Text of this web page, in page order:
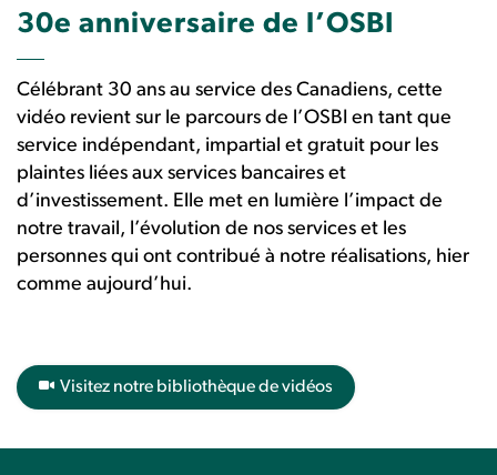
30e anniversaire de l’OSBI
Célébrant 30 ans au service des Canadiens, cette
vidéo revient sur le parcours de l’OSBI en tant que
service indépendant, impartial et gratuit pour les
plaintes liées aux services bancaires et
d’investissement. Elle met en lumière l’impact de
notre travail, l’évolution de nos services et les
personnes qui ont contribué à notre réalisations, hier
comme aujourd’hui.
Visitez notre bibliothèque de vidéos